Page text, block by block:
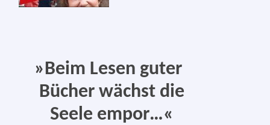
»Beim Lesen guter
Bücher wächst die
Seele empor…«